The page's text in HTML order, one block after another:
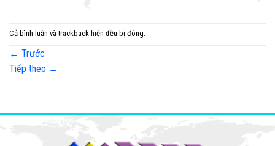
Cả bình luận và trackback hiện đều bị đóng.
← Trước
Tiếp theo →